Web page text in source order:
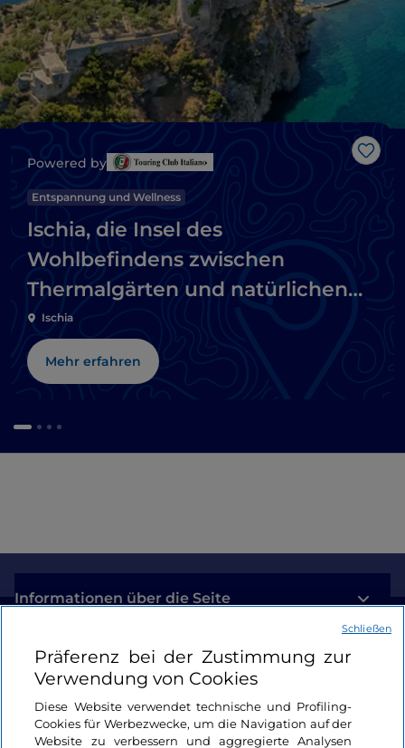
Like
Powered by
Entspannung und Wellness
Ischia, die Insel des
Wohlbefindens zwischen
Thermalgärten und natürlichen
Quellen
Ischia
Mehr erfahren
Informationen über die Seite
Nützliche Links
Login
Bleiben wir in Kontakt
Präferenz bei der Zustimmung zur
Verwendung von Cookies
Diese Website verwendet technische und Profiling-
Cookies für Werbezwecke, um die Navigation auf der
Website zu verbessern und aggregierte Analysen
Schließen